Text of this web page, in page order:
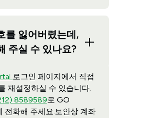
를 잃어버렸는데,
주실 수 있나요?
로그인 페이지에서 직접
재설정하실 수 있습니다.
8589589로 GO
전화해 주세요.보안상 계좌